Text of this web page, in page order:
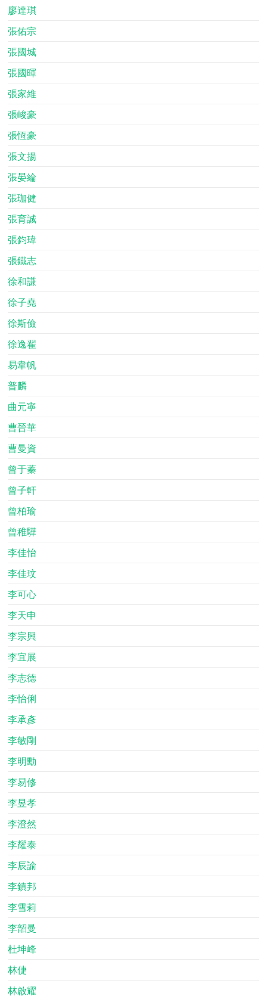
廖達琪
張佑宗
張國城
張國暉
張家維
張峻豪
張恆豪
張文揚
張晏綸
張珈健
張育誠
張鈞瑋
張鐵志
徐和謙
徐子堯
徐斯儉
徐逸翟
易韋帆
普麟
曲元寧
曹晉華
曹曼資
曾于蓁
曾子軒
曾柏瑜
曾稚驊
李佳怡
李佳玟
李可心
李天申
李宗興
李宜展
李志德
李怡俐
李承彥
李敏剛
李明勳
李易修
李昱孝
李澄然
李耀泰
李辰諭
李鎮邦
李雪莉
李韶曼
杜坤峰
林倢
林啟耀